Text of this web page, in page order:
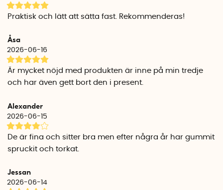
Praktisk och lätt att sätta fast. Rekommenderas!
Åsa
2026-06-16
Är mycket nöjd med produkten är inne på min tredje
och har även gett bort den i present.
Alexander
2026-06-15
De är fina och sitter bra men efter några år har gummit
spruckit och torkat.
Jessan
2026-06-14